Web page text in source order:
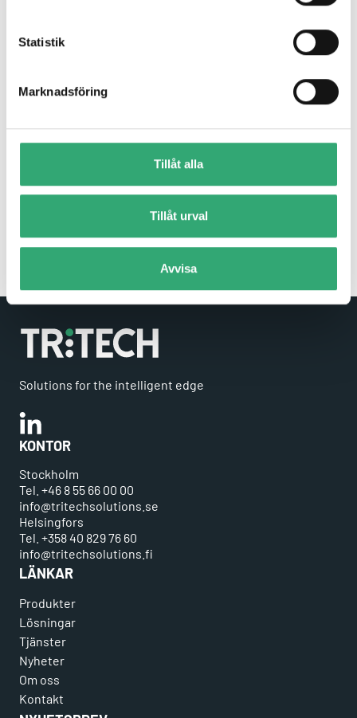
Statistik
Marknadsföring
Tillåt alla
Tillåt urval
Avvisa
AMT
Tritech partners with AMT for touchscreens, displays and
open frame monitors for demanding...
Solutions for the intelligent edge
Linkedin
KONTOR
Stockholm
Tel. +46 8 55 66 00 00
info@tritechsolutions.se
Helsingfors
Tel. +358 40 829 76 60
info@tritechsolutions.fi
LÄNKAR
Produkter
Lösningar
Tjänster
Nyheter
Om oss
Kontakt